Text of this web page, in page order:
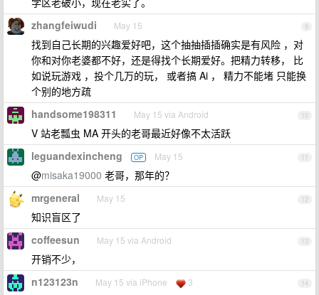
9
zhangfeiwudi May 15
找到自己长期的兴趣爱好吧，这个抽抽插插确实是有风险 ，对
你和对你老婆都不好，还是得找个长期爱好。把精力转移， 比
如说玩游戏 ，投个几万的玩， 或者搞 Ai ， 精力不能堵 只能换
个别的地方疏
10
handsome198311 May 15 via Android
V 站老瓢虫 MA 开头的老哥最近好像不太活跃
11
leguandexincheng OP May 15
@misaka19000 老哥，那年的？
12
mrgeneral May 15
知识盲区了
13
coffeesun May 15 via Android
开销不少，
14
n123123n May 15 via iPhone 3